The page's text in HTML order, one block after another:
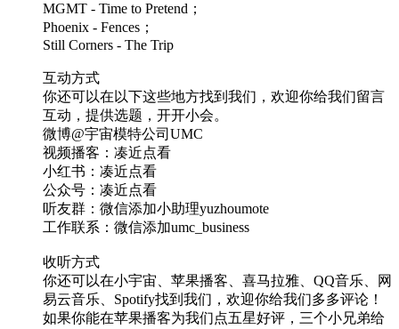
MGMT - Time to Pretend；
Phoenix - Fences；
Still Corners - The Trip
互动方式
你还可以在以下这些地方找到我们，欢迎你给我们留言
互动，提供选题，开开小会。
微博@宇宙模特公司UMC
视频播客：凑近点看
小红书：凑近点看
公众号：凑近点看
听友群：微信添加小助理yuzhoumote
工作联系：微信添加umc_business
收听方式
你还可以在小宇宙、苹果播客、喜马拉雅、QQ音乐、网
易云音乐、Spotify找到我们，欢迎你给我们多多评论！
如果你能在苹果播客为我们点五星好评，三个小兄弟给